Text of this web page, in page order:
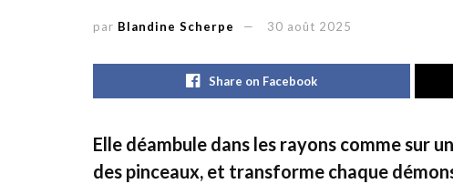
par Blandine Scherpe 30 août 2025
Share on Facebook
Elle déambule dans les rayons comme sur
des pinceaux, et transforme chaque